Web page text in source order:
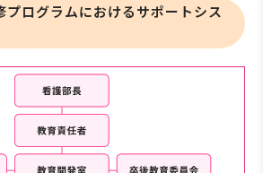
プログラムにおけるサポートシス